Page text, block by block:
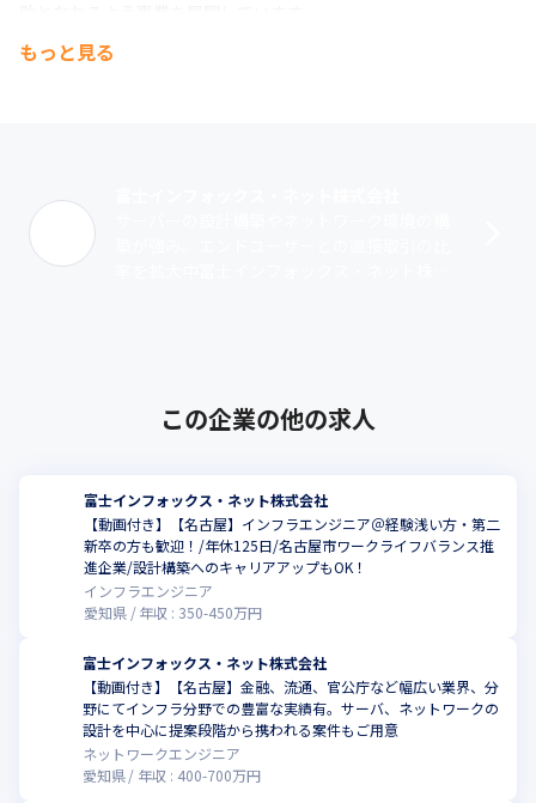
社会貢献を目指したDX新規事業もスタートし、ITや企画の経験を
【主な顧客】（順不同、法人格略）
富士通、富士通ネットワークソリューションズ、エフサステクノ
ロジーズ、日立製作所、日立ソリューションズ、日本経済新聞
もっと見る
この企業の他の求人
富士インフォックス・ネット株式会社
【動画付き】【名古屋】インフラエンジニア＠経験浅い方・第二
新卒の方も歓迎！/年休125日/名古屋市ワークライフバランス推
進企業/設計構築へのキャリアアップもOK！
インフラエンジニア
愛知県
年収 : 350-450万円
富士インフォックス・ネット株式会社
【動画付き】【名古屋】金融、流通、官公庁など幅広い業界、分
野にてインフラ分野での豊富な実績有。サーバ、ネットワークの
設計を中心に提案段階から携われる案件もご用意
ネットワークエンジニア
愛知県
年収 : 400-700万円